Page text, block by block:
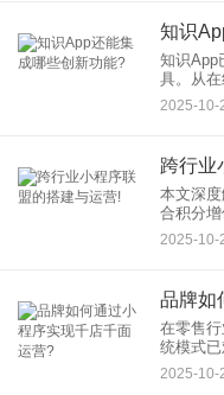
知识
知识App
具。从在
不穷，
随着市场
2025-10-
跨行业
本文深
合积分增
供从资
破行业壁
2025-10-
品牌如
在零售
统模式已
牌如何
营？品牌
2025-10-